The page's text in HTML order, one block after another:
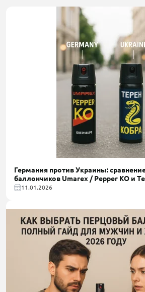
Германия против Украины:
баллончиков Umarex / Pepper KO и
11.01.2026